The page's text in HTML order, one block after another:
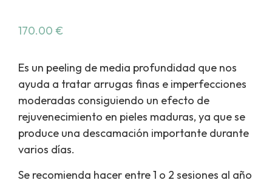
170.00 €
Es un peeling de media profundidad que nos
ayuda a tratar arrugas finas e imperfecciones
moderadas consiguiendo un efecto de
rejuvenecimiento en pieles maduras, ya que se
produce una descamación importante durante
varios días.
Se recomienda hacer entre 1 o 2 sesiones al año